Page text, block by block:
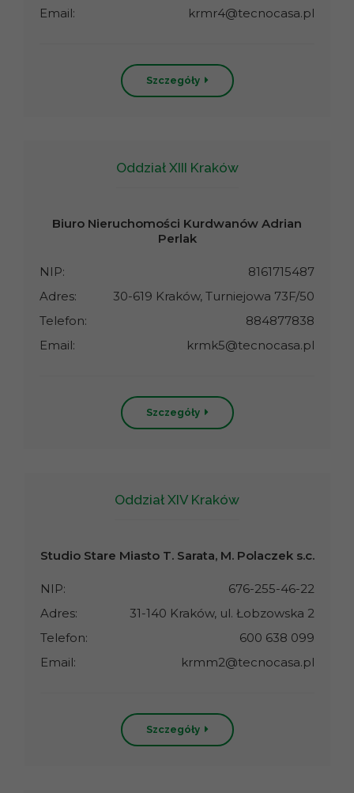
Email:
krmr4@tecnocasa.pl
Szczegóły
Oddział XIII Kraków
Biuro Nieruchomości Kurdwanów Adrian
Perlak
NIP:
8161715487
Adres:
30-619 Kraków, Turniejowa 73F/50
Telefon:
884877838
Email:
krmk5@tecnocasa.pl
Szczegóły
Oddział XIV Kraków
Studio Stare Miasto T. Sarata, M. Polaczek s.c.
NIP:
676-255-46-22
Adres:
31-140 Kraków, ul. Łobzowska 2
Telefon:
600 638 099
Email:
krmm2@tecnocasa.pl
Szczegóły